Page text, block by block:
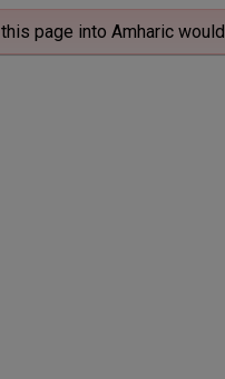
this page into Amharic